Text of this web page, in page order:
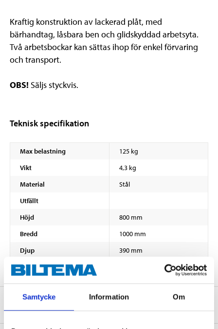
Samtycke Information Om
Kraftig konstruktion av lackerad plåt, med
bärhandtag, låsbara ben och glidskyddad arbetsyta.
Två arbetsbockar kan sättas ihop för enkel förvaring
och transport.
OBS! Säljs styckvis.
Teknisk specifikation
Max belastning
125 kg
Vikt
4,3 kg
Material
Stål
Utfällt
Höjd
800 mm
Bredd
1000 mm
Djup
390 mm
Om tillverkaren